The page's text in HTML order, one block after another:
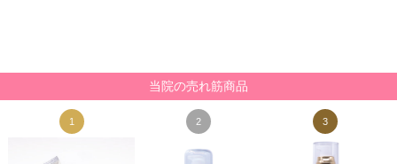
当院の売れ筋商品
1 2 3